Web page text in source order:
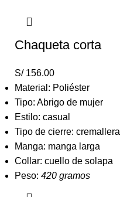
Chaqueta corta
S/156.00
Material: Poliéster
Tipo: Abrigo de mujer
Estilo: casual
Tipo de cierre: cremallera
Manga: manga larga
Collar: cuello de solapa
Peso: 420 gramos